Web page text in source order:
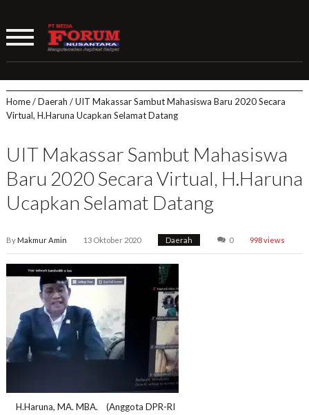
Home/Daerah /UIT Makassar Sambut Mahasiswa Baru 2020 Secara
Virtual, H.Haruna Ucapkan Selamat Datang
UIT Makassar Sambut Mahasiswa
Baru 2020 Secara Virtual, H.Haruna
Ucapkan Selamat Datang
ByMakmur Amin 13 Oktober 2020 Daerah 0 998 views
H.Haruna, MA. MBA. (Anggota DPR-RI